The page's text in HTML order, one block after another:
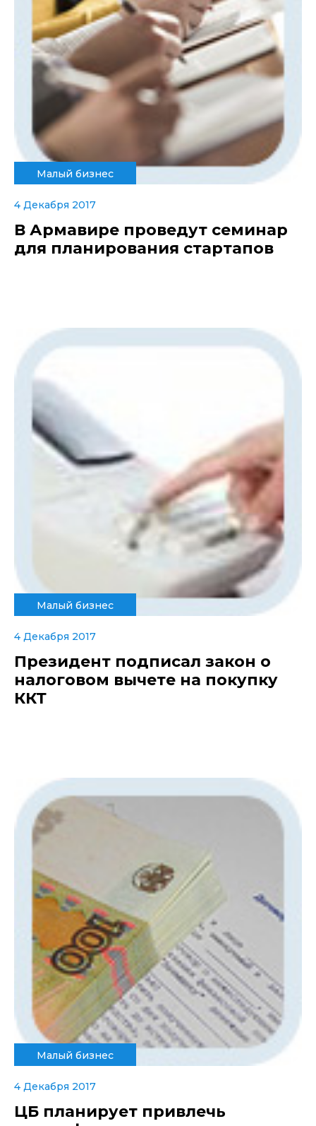
Малый бизнес
4 Декабря 2017
В Армавире проведут семинар
для планирования стартапов
Малый бизнес
4 Декабря 2017
Президент подписал закон о
налоговом вычете на покупку
ККТ
Малый бизнес
4 Декабря 2017
ЦБ планирует привлечь